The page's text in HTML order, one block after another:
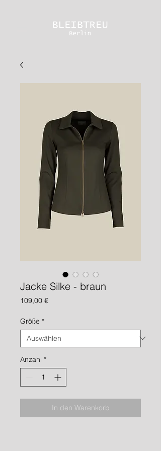
Jacke Silke - braun
109,00 €Preis
Größe *
Anzahl *
In den Warenkorb